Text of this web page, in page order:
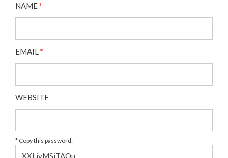
NAME*
EMAIL*
WEBSITE
* Copy this password: